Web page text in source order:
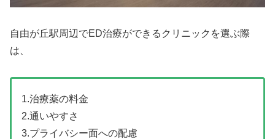
自由が丘駅周辺でED治療ができるクリニックを選ぶ際
は、
1.治療薬の料金
2.通いやすさ
3.プライバシー面への配慮